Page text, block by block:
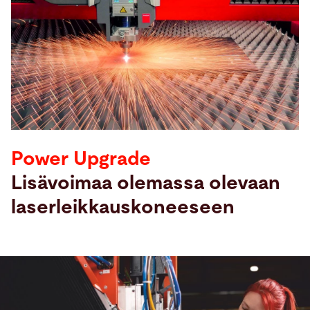
Hae
Yhdysvallat · FinnishYhteydenotto myBystronic
Power Upgrade
Lisävoimaa olemassa olevaan
laserleikkauskoneeseen